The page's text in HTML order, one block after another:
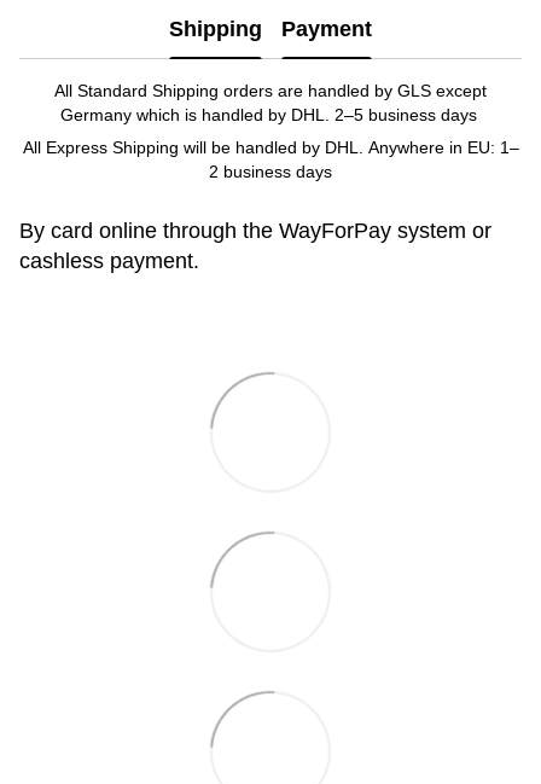
Shipping Payment
All Standard Shipping orders are handled by GLS except
Germany which is handled by DHL. 2–5 business days
All Express Shipping will be handled by DHL. Anywhere in EU: 1–
2 business days
By card online through the WayForPay system or
cashless payment.